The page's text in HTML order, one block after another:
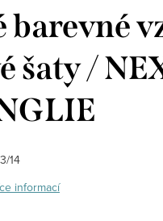
barevné
šaty /
14
informací